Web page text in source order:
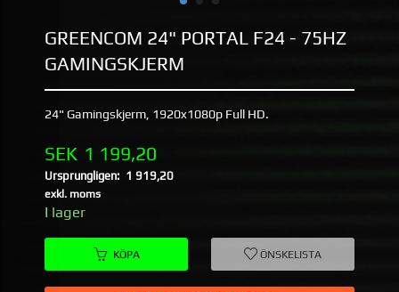
GREENCOM 24" PORTAL F24 - 75HZ
GAMINGSKJERM
24" Gamingskjerm, 1920x1080p Full HD.
Erbjudande
SEK 1 199,20
Ursprungligen: 1 919,20
Rabatt
exkl. moms
I lager
KÖPA ÖNSKELISTA